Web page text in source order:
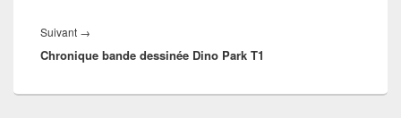
Suivant →
suivant :
Chronique bande dessinée Dino Park T1